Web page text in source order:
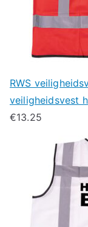
RWS
veiligheidsvest
€13.25